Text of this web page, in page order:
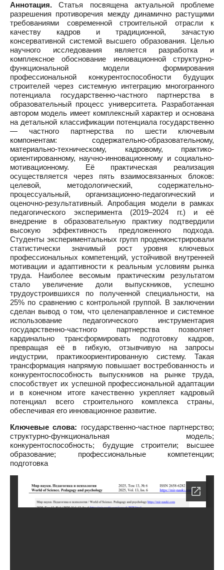
Аннотация. Статья посвящена актуальной проблеме
разрешения противоречия между динамично растущими
требованиями современной строительной отрасли к
качеству кадров и традиционной, зачастую
консервативной системой высшего образования. Целью
научного исследования является разработка и
комплексное обоснование инновационной структурно-
функциональной модели формирования
профессиональной конкурентоспособности будущих
строителей через системную интеграцию многогранного
потенциала государственно-частного партнерства в
образовательный процесс университета. Разработанная
автором модель имеет комплексный характер и основана
на детальной классификации потенциала государственно
— частного партнерства по шести ключевым
компонентам: содержательно-образовательному,
материально-техническому, кадровому, практико-
ориентированному, научно-инновационному и социально-
мотивационному. Её практическая реализация
осуществляется через пять взаимосвязанных блоков:
целевой, методологический, содержательно-
процессуальный, организационно-педагогический и
оценочно-результативный. Апробация модели в рамках
педагогического эксперимента (2019–2024 гг.) и её
внедрение в образовательную практику подтвердили
высокую эффективность предложенного подхода.
Студенты экспериментальных групп продемонстрировали
статистически значимый рост уровня ключевых
профессиональных компетенций, устойчивой внутренней
мотивации и адаптивности к реальным условиям рынка
труда. Наиболее весомым практическим результатом
стало увеличение доли выпускников, успешно
трудоустроившихся по полученной специальности, на
25% по сравнению с контрольной группой. В заключении
сделан вывод о том, что целенаправленное и системное
использование педагогического инструментария
государственно-частного партнерства позволяет
кардинально трансформировать подготовку кадров,
превращая её в гибкую, отзывчивую на запросы
индустрии, практикоориентированную систему. Такая
трансформация напрямую повышает востребованность и
конкурентоспособность выпускников на рынке труда,
способствует их успешной профессиональной адаптации
и в конечном итоге качественно укрепляет кадровый
потенциал всего строительного комплекса страны,
обеспечивая его инновационное развитие.
Ключевые слова: государственно-частное партнерство;
структурно-функциональная модель;
конкурентоспособность; будущие строители; высшее
образование; профессиональные компетенции;
подготовка